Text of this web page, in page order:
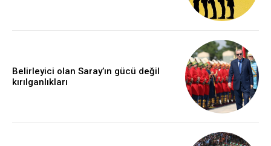
Belirleyici olan Saray’ın gücü değil
kırılganlıkları